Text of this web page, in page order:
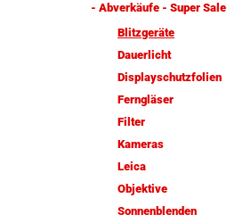
- Abverkäufe - Super Sale
Blitzgeräte
Dauerlicht
Displayschutzfolien
Ferngläser
Filter
Kameras
Leica
Objektive
Sonnenblenden